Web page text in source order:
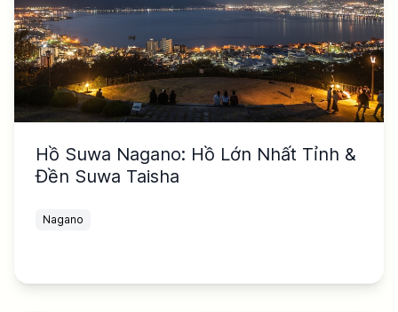
Hồ Suwa Nagano: Hồ Lớn Nhất Tỉnh &
Đền Suwa Taisha
Nagano